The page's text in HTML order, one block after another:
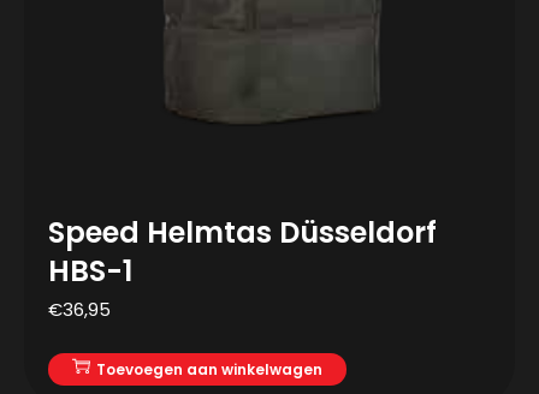
Speed Helmtas Düsseldorf
HBS-1
€36,95
Toevoegen aan winkelwagen